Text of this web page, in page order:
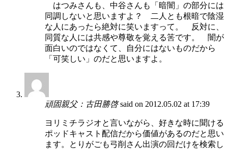
はつみさんも、中谷さんも「暗闇」の部分には
同調しないと思いますよ？ 二人とも根暗で陰湿
な人にあったら絶対に笑いますって。 反対に、
同質な人には共感や尊敬を覚える筈です。 闇が
面白いのではなくて、自分にはないものだから
「可笑しい」のだと思いますよ。
頑固親父：古田勝啓said on 2012.05.02 at 17:39
ヨリミチラジオと言いながら、好きな時に聞ける
ポッドキャスト配信だから価値があるのだと思い
ます。とりがごも弓削さん出演の回だけを検索し